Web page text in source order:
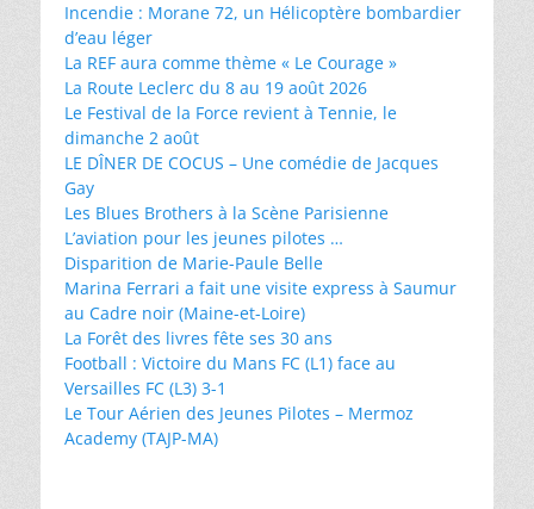
Incendie : Morane 72, un Hélicoptère bombardier
d’eau léger
La REF aura comme thème « Le Courage »
La Route Leclerc du 8 au 19 août 2026
Le Festival de la Force revient à Tennie, le
dimanche 2 août
LE DÎNER DE COCUS – Une comédie de Jacques
Gay
Les Blues Brothers à la Scène Parisienne
L’aviation pour les jeunes pilotes …
Disparition de Marie-Paule Belle
Marina Ferrari a fait une visite express à Saumur
au Cadre noir (Maine-et-Loire)
La Forêt des livres fête ses 30 ans
Football : Victoire du Mans FC (L1) face au
Versailles FC (L3) 3-1
Le Tour Aérien des Jeunes Pilotes – Mermoz
Academy (TAJP-MA)